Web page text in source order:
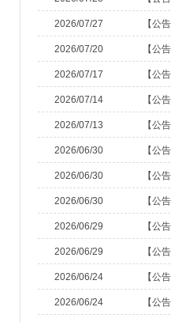
2026/07/27 【公
2026/07/20 【公
2026/07/17 【公
2026/07/14 【公
2026/07/13 【公
2026/06/30 【公
2026/06/30 【公
2026/06/30 【公
2026/06/29 【公
2026/06/29 【公
2026/06/24 【公
2026/06/24 【公